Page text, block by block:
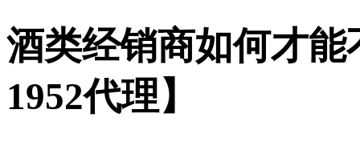
酒类经销商如何才
1952代理】